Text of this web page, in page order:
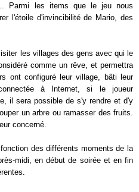
Parmi les items que le jeu nous
l'étoile d'invincibilité de Mario, des
les villages des gens avec qui le
comme un rêve, et permettra
ont configuré leur village, bâti leur
à Internet, si le joueur
il sera possible de s'y rendre et d'y
un arbre ou ramasser des fruits.
concerné.
des différents moments de la
midi, en début de soirée et en fin